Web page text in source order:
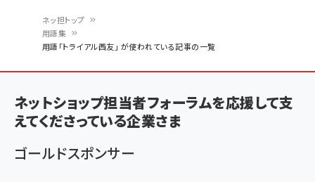
ン
く
ず
ネッ担トップ
用語集
用語「トライアル西友」 が使われている記事の一覧
ネットショップ担当者フォーラムを応援して支
えてくださっている企業さま
ゴールドスポンサー